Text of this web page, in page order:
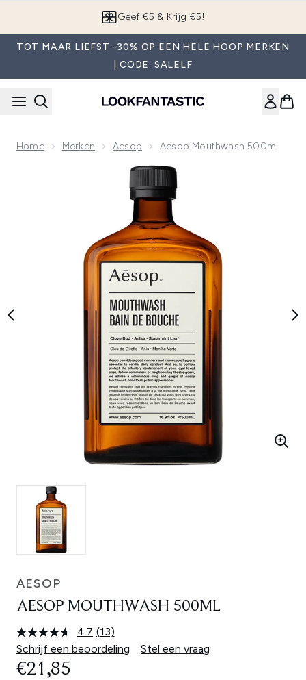
App downloaden
TOT MAAR LIEFST -30% OP EEN HELE HOOP MERKEN
| CODE: SALELF
Home Merken Aesop Aesop Mouthwash 500ml
Now showing image 1 Aesop Mouthwash 500ml
AESOP
AESOP MOUTHWASH 500ML
4.7 Lees
13
beoordelingen.
(13)
Schrijf een beoordeling
Stel een vraag
€21,85